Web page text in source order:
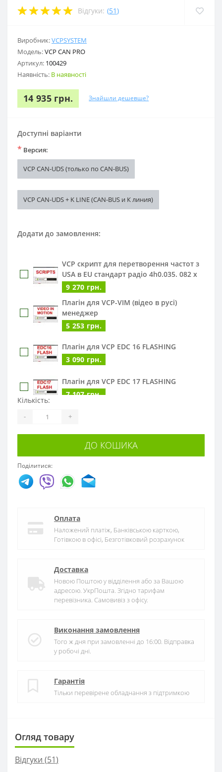
Відгуки: (51)
Виробник:VCPSYSTEM
Модель:VCP CAN PRO
Артикул: 100429
Наявність: В наявності
14 935 грн. Знайшли дешевше?
Доступні варіанти
* Версия:
VCP CAN-UDS (только по CAN-BUS)
VCP CAN-UDS + K LINE (CAN-BUS и К линия)
Додати до замовлення:
VCP скрипт для перетворення частот з
USA в EU стандарт радіо 4h0.035. 082 x
9 270 грн.
Плагін для VCP-VIM (відео в русі)
менеджер
5 253 грн.
Плагін для VCP EDC 16 FLASHING
3 090 грн.
Плагін для VCP EDC 17 FLASHING
7 107 грн.
Плагін для VCP кодування ESP
Кількість:
- +
ДО КОШИКА
Поділитися:
Оплата
Наложений платіж, Банківською карткою,
Готівкою в офісі, Безготівковий розрахунок
Доставка
Новою Поштою у відділення або за Вашою
адресою. УкрПошта. Згідно тарифам
перевізника. Самовивіз з офісу.
Виконання замовлення
Того ж дня при замовленні до 16:00. Відправка
у робочі дні.
Гарантія
Тільки перевірене обладнання з підтримкою
Огляд товару
Відгуки (51)